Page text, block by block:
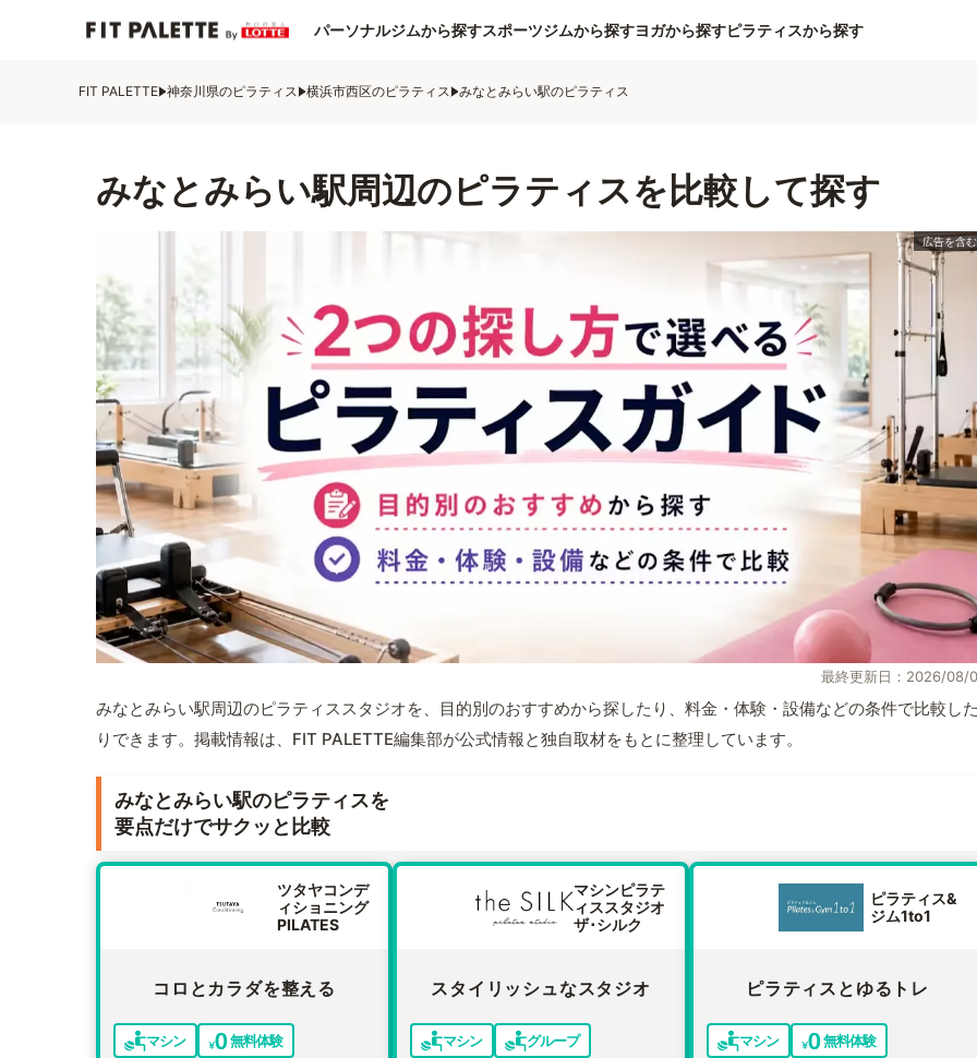
パーソナルジムから探すスポーツジムから探すヨガから探すピラティスから探す
FIT PALETTE 神奈川県のピラティス 横浜市西区のピラティス みなとみらい駅のピラティス
みなとみらい駅周辺のピラティスを比較して探す
最終更新日：2026/08/
みなとみらい駅周辺のピラティススタジオを、目的別のおすすめから探したり、料金・体験・設備などの条件で比較し
りできます。掲載情報は、FIT PALETTE編集部が公式情報と独自取材をもとに整理しています。
みなとみらい駅のピラティスを
要点だけでサクッと比較
ツタヤコンデ
ィショニング
PILATES
コロとカラダを整える
マシン
無料体験
マシンピラテ
ィススタジオ
ザ･シルク
スタイリッシュなスタジオ
マシン
グループ
ピラティス&
ジム1to1
ピラティスとゆるトレ
マシン
無料体験